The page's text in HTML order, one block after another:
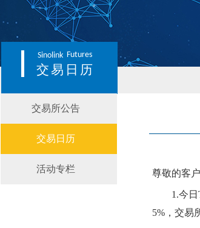
Sinolink Futures
交易日历
交易所公告
交易日历
活动专栏 尊敬的客户
1.今日
5%，交易